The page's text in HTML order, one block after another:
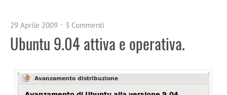
29 Aprile 2009 3 Commenti
Ubuntu 9.04 attiva e operativa.